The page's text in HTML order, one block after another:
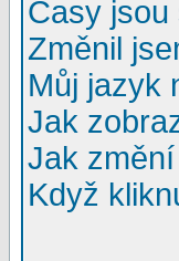
Časy jsou
Změnil
Můj jazyk
Jak
Jak
Když